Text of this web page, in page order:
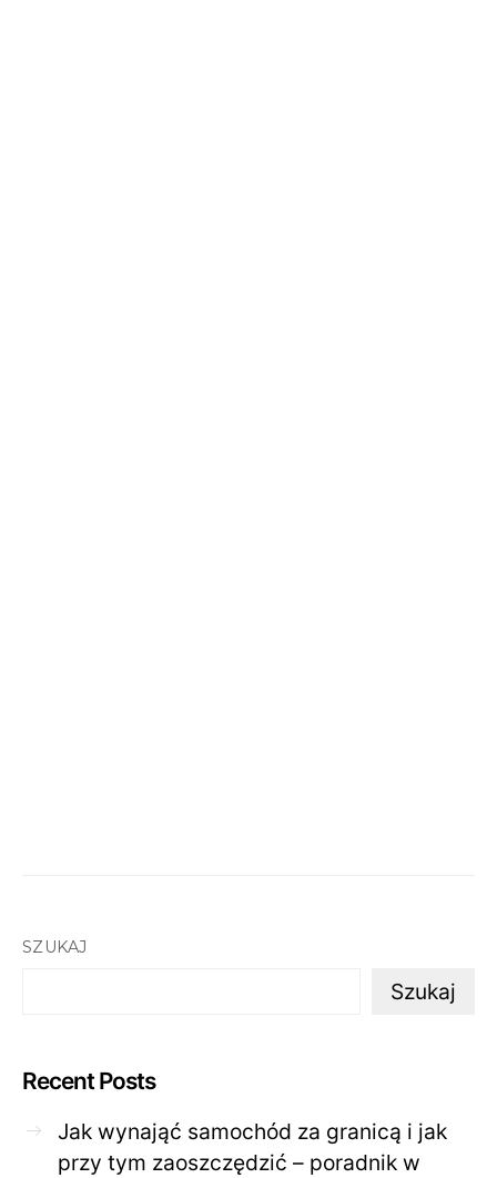
SZUKAJ
Szukaj
Recent Posts
Jak wynająć samochód za granicą i jak
przy tym zaoszczędzić – poradnik w